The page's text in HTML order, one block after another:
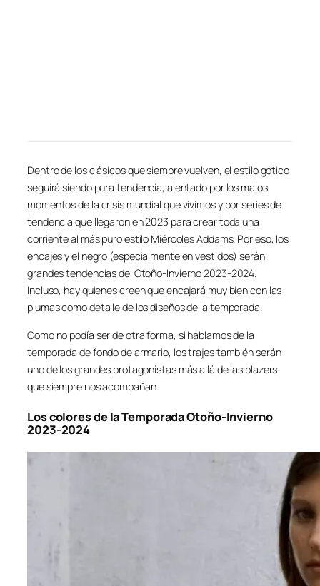
Dentro de los clásicos que siempre vuelven, el estilo gótico
seguirá siendo pura tendencia, alentado por los malos
momentos de la crisis mundial que vivimos y por series de
tendencia que llegaron en 2023 para crear toda una
corriente al más puro estilo Miércoles Addams. Por eso, los
encajes y el negro (especialmente en vestidos) serán
grandes tendencias del Otoño-Invierno 2023-2024.
Incluso, hay quienes creen que encajará muy bien con las
plumas como detalle de los diseños de la temporada.
Como no podía ser de otra forma, si hablamos de la
temporada de fondo de armario, los trajes también serán
uno de los grandes protagonistas más allá de las blazers
que siempre nos acompañan.
Los colores de la Temporada Otoño-Invierno
2023-2024